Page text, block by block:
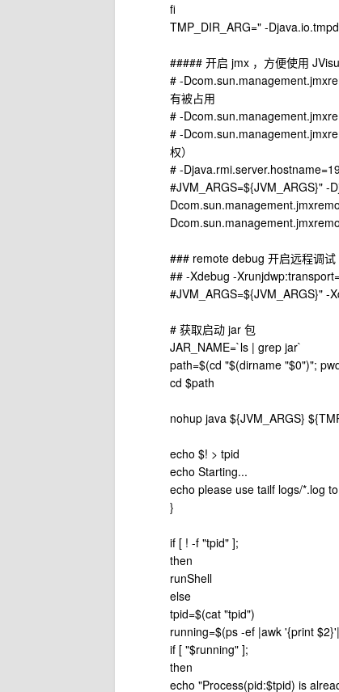
fi
TMP_DIR_ARG=" -
##### 开启 jmx ，方便使用
# -
有被占用
# -
# -
权）
# -
#JVM_ARGS=${JVM_ARGS}" -
### remote debug 开启远程调试
## -Xdebug -
#JVM_ARGS=${JVM_ARGS}" -
# 获取启动 jar 包
JAR_NAME=`ls | grep jar`
path=$(cd "$(dirname "$0")";
cd $path
nohup java ${JVM_ARGS}
echo $! > tpid
echo Starting...
echo please use tailf logs/*.log
}
if [ ! -f "tpid" ];
then
runShell
else
tpid=$(cat "tpid")
running=$(ps -ef |awk '{print
if [ "$running" ];
then
echo "Process(pid:$tpid) is